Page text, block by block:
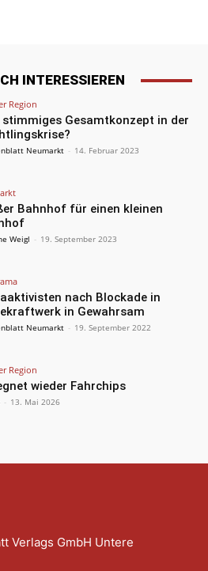
INTERESSIEREN
Region
stimmiges Gesamtkonzept in der
Neumarkt - 14. Februar 2023
Bahnhof für einen kleinen
Weigl - 19. September 2023
nach Blockade in
in Gewahrsam
Neumarkt - 19. September 2022
Region
wieder Fahrchips
- 13. Mai 2026
Verlags GmbH Untere